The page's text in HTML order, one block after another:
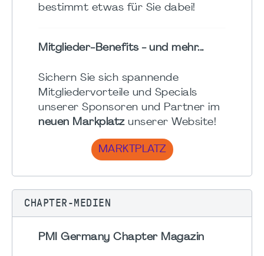
bestimmt etwas für Sie dabei!
Mitglieder-Benefits - und mehr...
Sichern Sie sich spannende
Mitgliedervorteile und Specials
unserer Sponsoren und Partner im
neuen Markplatzunserer Website!
MARKTPLATZ
CHAPTER-MEDIEN
PMI Germany Chapter Magazin